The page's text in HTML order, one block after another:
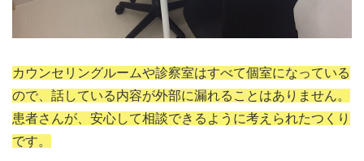
カウンセリングルームや診察室はすべて個室になっている
ので、話している内容が外部に漏れることはありません。
患者さんが、安心して相談できるように考えられたつくり
です。